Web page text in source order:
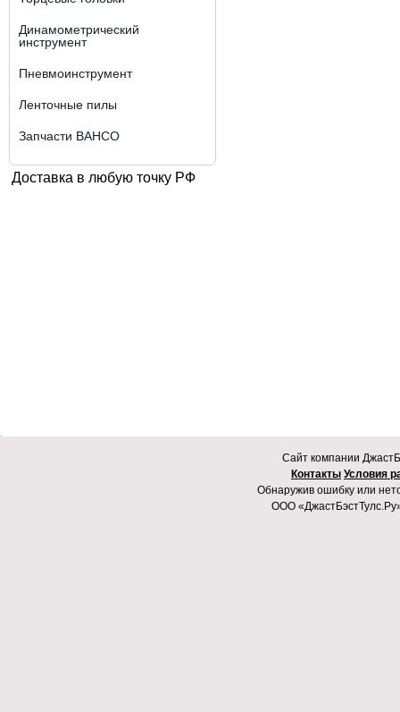
Динамометрический
инструмент
Пневмоинструмент
Ленточные пилы
Запчасти BAHCO
Доставка в любую точку РФ
Cайт компании
Контакты Условия
Обнаружив ошибку или
ООО